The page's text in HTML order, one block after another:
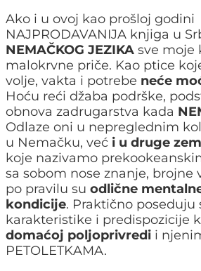
Ako i u ovoj kao prošloj godini
NAJPRODAVANIJA knjiga u
NEMAČKOG JEZIKA sve moje
malokrvne priče. Kao ptice
volje, vakta i potrebe neće
Hoću reći džaba podrške,
obnova zadrugarstva kada
Odlaze oni u nepreglednim
u Nemačku, već i u druge
koje nazivamo
sa sobom nose znanje, brojne
po pravilu su odlične
kondicije. Praktično poseduju
karakteristike i predispozicije
domaćoj poljoprivredi i
PETOLETKAMA.